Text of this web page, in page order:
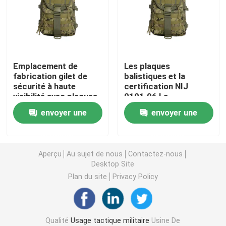
Casque ballistique tactique
Équipement à l'épreuve des balles
Sac à dos tactique militaire
Vitesse extérieure tactique
Bottes tactiques de combat
Gilet tactique de combat
Emplacement de
fabrication gilet de
sécurité à haute
visibilité avec plaques
balistiques
envoyer une
Les plaques
balistiques et la
certification NIJ
0101.06 La
combinaison ultime
pour notre gilet pare-
balles tactique
envoyer une
Aperçu Au sujet de nous
Contactez-nous
Desktop Site
Plan du site
Privacy Policy
QualitéUsage tactique militaire Usine De